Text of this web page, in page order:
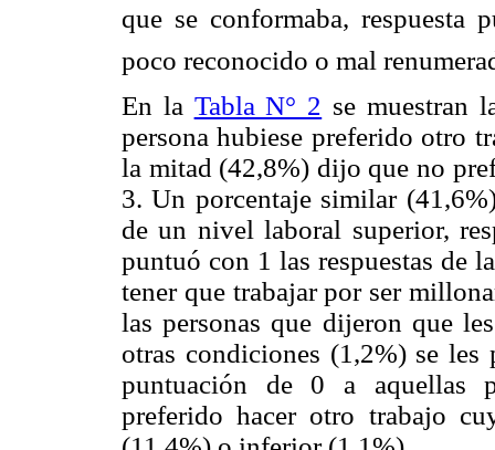
que se conformaba,
poco reconocido o mal
En la Tabla N° 2 se muestran
persona hubiese preferido otro
la mitad (42,8%) dijo que no
3. Un porcentaje similar
de un nivel laboral superior,
puntuó con 1 las respuestas de
tener que trabajar por ser
las personas que dijeron que
otras condiciones (1,2%) se
puntuación de 0 a aquellas
preferido hacer otro trabajo